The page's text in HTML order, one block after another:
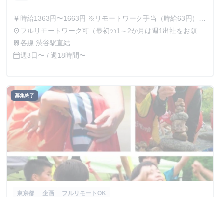
currency_yen 時給1363円〜1663円 ※リモートワーク手当（時給63円）含
む ※昇給あり
place フルリモートワーク可（最初の1～2か月は週1出社をお願い
しています）／東京都渋谷区渋谷2丁目21−1 渋谷ヒカリエ
33階 JustCo Shibuya Hikarie
train 各線 渋谷駅直結
calendar_today週3日〜 / 週18時間〜
募集終了
東京都 企画 フルリモートOK